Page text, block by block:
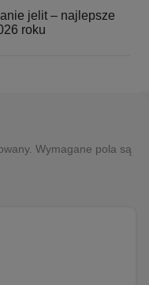
jelit – najlepsze
roku
Wymagane pola są